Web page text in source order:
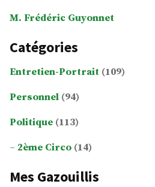
M. Frédéric Guyonnet
Catégories
Entretien-Portrait (109)
Personnel (94)
Politique (113)
2ème Circo (14)
Mes Gazouillis